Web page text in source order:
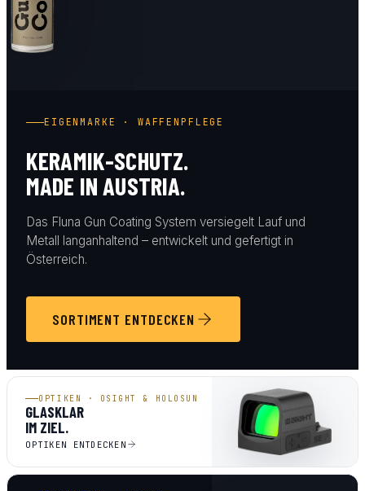
EIGENMARKE · WAFFENPFLEGE
KERAMIK-SCHUTZ.
MADE IN AUSTRIA.
Das Fluna Gun Coating System versiegelt Lauf und
Metall langanhaltend – entwickelt und gefertigt in
Österreich.
SORTIMENT ENTDECKEN
OPTIKEN · OSIGHT & HOLOSUN
GLASKLAR
IM ZIEL.
OPTIKEN ENTDECKEN